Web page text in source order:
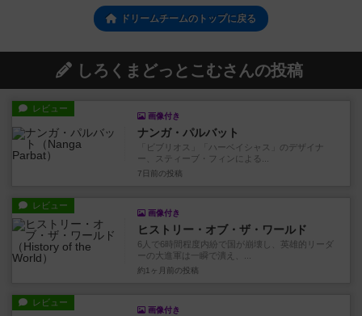
ドリームチームのトップに戻る
しろくまどっとこむさんの投稿
レビュー
画像付き
ナンガ・パルバット
「ビブリオス」「ハーベイシャス」のデザイナ
ー、スティーブ・フィンによる...
7日前 の投稿
レビュー
画像付き
ヒストリー・オブ・ザ・ワールド
6人で6時間程度内紛で国が崩壊し、英雄的リーダ
ーの大進軍は一瞬で潰え、...
約1ヶ月前 の投稿
レビュー
画像付き